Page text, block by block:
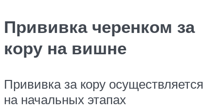
Прививка черенком за
кору на вишне
Прививка за кору осуществляется
на начальных этапах